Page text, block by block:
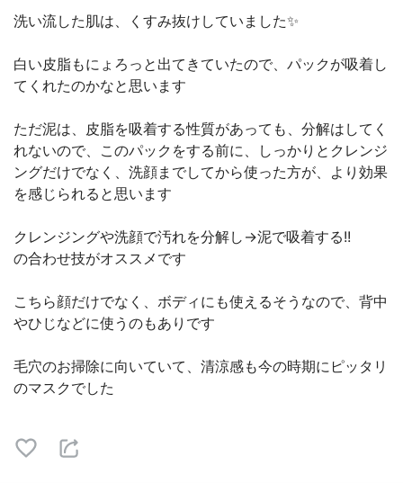
洗い流した肌は、くすみ抜けしていました✨
白い皮脂もにょろっと出てきていたので、パックが吸着し
てくれたのかなと思います
ただ泥は、皮脂を吸着する性質があっても、分解はしてく
れないので、このパックをする前に、しっかりとクレンジ
ングだけでなく、洗顔までしてから使った方が、より効果
を感じられると思います
クレンジングや洗顔で汚れを分解し→泥で吸着する!!
の合わせ技がオススメです
こちら顔だけでなく、ボディにも使えるそうなので、背中
やひじなどに使うのもありです
毛穴のお掃除に向いていて、清涼感も今の時期にピッタリ
のマスクでした